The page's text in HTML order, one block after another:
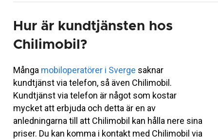
Hur är kundtjänsten hos
Chilimobil?
Många mobiloperatörer i Sverge saknar
kundtjänst via telefon, så även Chilimobil.
Kundtjänst via telefon är något som kostar
mycket att erbjuda och detta är en av
anledningarna till att Chilimobil kan hålla nere sina
priser. Du kan komma i kontakt med Chilimobil via